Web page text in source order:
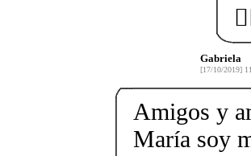
Gabriela
[17/10/2019]
Amigos y
María soy